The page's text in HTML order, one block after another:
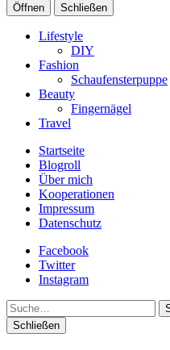
Öffnen Schließen
Lifestyle
DIY
Fashion
Schaufensterpuppe
Beauty
Fingernägel
Travel
Startseite
Blogroll
Über mich
Kooperationen
Impressum
Datenschutz
Facebook
Twitter
Instagram
Suche
Schließen